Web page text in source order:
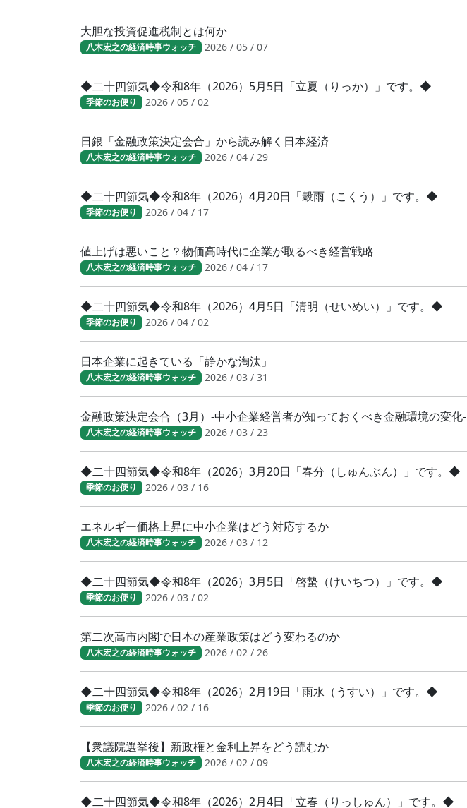
大胆な投資促進税制とは何か
八木宏之の経済時事ウォッチ 2026 / 05 / 07
◆二十四節気◆令和8年（2026）5月5日「立夏（りっか）」です。◆
季節のお便り 2026 / 05 / 02
日銀「金融政策決定会合」から読み解く日本経済
八木宏之の経済時事ウォッチ 2026 / 04 / 29
◆二十四節気◆令和8年（2026）4月20日「穀雨（こくう）」です。◆
季節のお便り 2026 / 04 / 17
値上げは悪いこと？物価高時代に企業が取るべき経営戦略
八木宏之の経済時事ウォッチ 2026 / 04 / 17
◆二十四節気◆令和8年（2026）4月5日「清明（せいめい）」です。◆
季節のお便り 2026 / 04 / 02
日本企業に起きている「静かな淘汰」
八木宏之の経済時事ウォッチ 2026 / 03 / 31
金融政策決定会合（3月）-中小企業経営者が知っておくべき金融環境の変化-
八木宏之の経済時事ウォッチ 2026 / 03 / 23
◆二十四節気◆令和8年（2026）3月20日「春分（しゅんぶん）」です。◆
季節のお便り 2026 / 03 / 16
エネルギー価格上昇に中小企業はどう対応するか
八木宏之の経済時事ウォッチ 2026 / 03 / 12
◆二十四節気◆令和8年（2026）3月5日「啓蟄（けいちつ）」です。◆
季節のお便り 2026 / 03 / 02
第二次高市内閣で日本の産業政策はどう変わるのか
八木宏之の経済時事ウォッチ 2026 / 02 / 26
◆二十四節気◆令和8年（2026）2月19日「雨水（うすい）」です。◆
季節のお便り 2026 / 02 / 16
【衆議院選挙後】新政権と金利上昇をどう読むか
八木宏之の経済時事ウォッチ 2026 / 02 / 09
◆二十四節気◆令和8年（2026）2月4日「立春（りっしゅん）」です。◆